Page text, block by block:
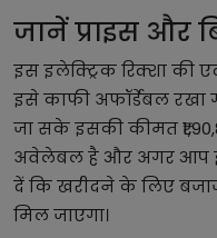
जानें प्राइस और
इस इलेक्ट्रिक रिक्शा की
इसे काफी अफॉर्डेबल रखा
जा सके इसकी कीमत
अवेलेबल है और अगर आप
दें कि खरीदने के लिए
मिल जाएगा।